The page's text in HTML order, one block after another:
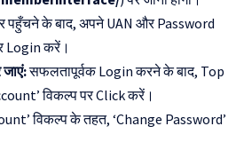
पहुँचने के बाद, अपने UAN और Password
Login करें।
सफलतापूर्वक Login करने के बाद, Top
विकल्प पर Click करें।
विकल्प के तहत, ‘Change Password’